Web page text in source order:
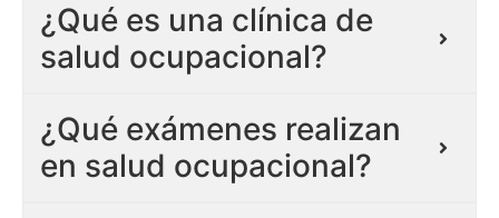
¿Qué es una clínica de
salud ocupacional?
¿Qué exámenes realizan
en salud ocupacional?